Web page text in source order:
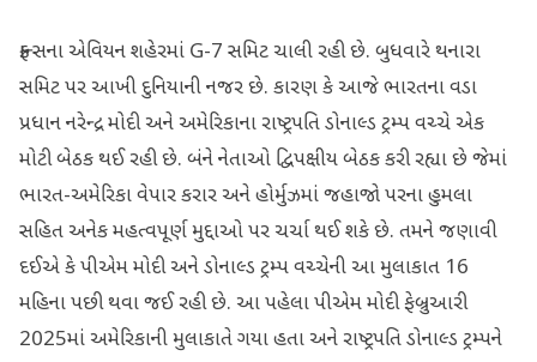
ફ્રાન્સના એવિયન શહેરમાં G-7 સમિટ ચાલી રહી છે. બુધવારે થનારા
સમિટ પર આખી દુનિયાની નજર છે. કારણ કે આજે ભારતના વડા
પ્રધાન નરેન્દ્ર મોદી અને અમેરિકાના રાષ્ટ્રપતિ ડોનાલ્ડ ટ્રમ્પ વચ્ચે એક
મોટી બેઠક થઈ રહી છે. બંને નેતાઓ દ્વિપક્ષીય બેઠક કરી રહ્યા છે જેમાં
ભારત-અમેરિકા વેપાર કરાર અને હોર્મુઝમાં જહાજો પરના હુમલા
સહિત અનેક મહત્વપૂર્ણ મુદ્દાઓ પર ચર્ચા થઈ શકે છે. તમને જણાવી
દઈએ કે પીએમ મોદી અને ડોનાલ્ડ ટ્રમ્પ વચ્ચેની આ મુલાકાત 16
મહિના પછી થવા જઈ રહી છે. આ પહેલા પીએમ મોદી ફેબ્રુઆરી
2025માં અમેરિકાની મુલાકાતે ગયા હતા અને રાષ્ટ્રપતિ ડોનાલ્ડ ટ્રમ્પને